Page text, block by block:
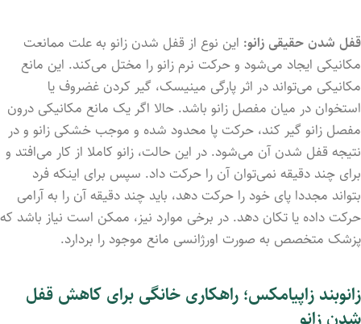
قفل شدن حقیقی زانو: این نوع از قفل شدن زانو به علت ممانعت
مکانیکی ایجاد می‌شود و حرکت نرم زانو را مختل می‌کند. این مانع
مکانیکی می‌تواند در اثر پارگی مینیسک، گیر کردن غضروف یا
استخوان در میان مفصل زانو باشد. حالا اگر یک مانع مکانیکی درون
مفصل زانو گیر کند، حرکت پا محدود شد‌ه و موجب خشکی زانو و در
نتیجه قفل شد‌ن آن می‌شود. در این حالت، زانو کاملا از کار می‌افتد و
برای چند دقیقه نمی‌توان آن را حرکت داد. سپس برای اینکه فرد
بتواند مجددا پای خود را حرکت دهد، باید چند دقیقه آن را به ‌آرامی
حرکت داد‌ه یا تکان دهد. در برخی موارد نیز، ممکن است نیاز باشد که
پزشک متخصص به صورت اورژانسی مانع موجود را بردارد.
زانوبند زاپیامکس؛ راهکاری خانگی برای کاهش قفل